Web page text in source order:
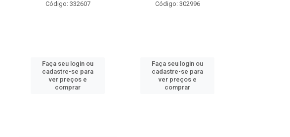
Código: 332607
Faça seu login ou
cadastre-se para
ver preços e
comprar
Código: 302996
Faça seu login ou
cadastre-se para
ver preços e
comprar